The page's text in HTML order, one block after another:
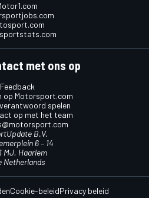
met ons op
Feedback
op Motorsport.com
spelen
op met het team
B.V.
6 – 14
MJ, Haarlem
Netherlands
Cookie-beleidPrivacy beleid